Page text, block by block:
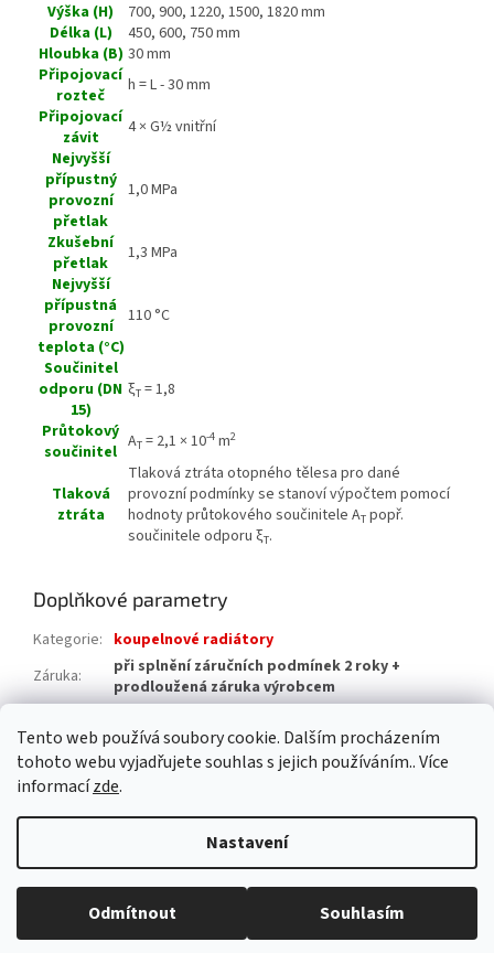
Tento web používá soubory cookie. Dalším procházením
tohoto webu vyjadřujete souhlas s jejich používáním.. Více
informacízde.
Nastavení
Odmítnout Souhlasím
Výška (H)
700, 900, 1220, 1500, 1820 mm
Délka (L)
450, 600, 750 mm
Hloubka (B) 30 mm
Připojovací
rozteč
h = L - 30 mm
Připojovací
závit
4 × G½ vnitřní
Nejvyšší
přípustný
provozní
přetlak
1,0 MPa
Zkušební
přetlak
1,3 MPa
Nejvyšší
přípustná
provozní
teplota (°C)
110 °C
Součinitel
odporu (DN
15)
ξT = 1,8
Průtokový
součinitel AT = 2,1 × 10-4 m2
Tlaková
ztráta
Tlaková ztráta otopného tělesa pro dané
provozní podmínky se stanoví výpočtem pomocí
hodnoty průtokového součinitele AT popř.
součinitele odporu ξT.
Doplňkové parametry
Kategorie: koupelnové radiátory
Záruka:
při splnění záručních podmínek 2 roky +
prodloužená záruka výrobcem
EAN: 8590822993618
Vytvořil Shoptet
Copyright 2026AAA pro dům s.r.o. . Všechna práva vyhrazena.